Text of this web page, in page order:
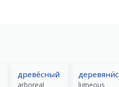
древе́сный
arboreal ligneous